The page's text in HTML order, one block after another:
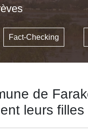
Fact-Checking
de
leurs